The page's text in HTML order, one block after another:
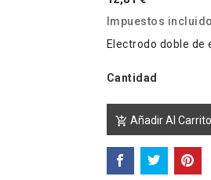
Impuestos
Electrodo doble de
Cantidad
 Añadir Al Carrito